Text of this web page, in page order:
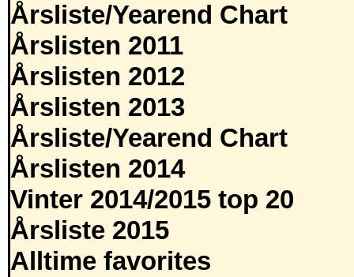
Årsliste/Yearend Chart
Årslisten 2011
Årslisten 2012
Årslisten 2013
Årsliste/Yearend Chart
Årslisten 2014
Vinter 2014/2015 top 20
Årsliste 2015
Alltime favorites